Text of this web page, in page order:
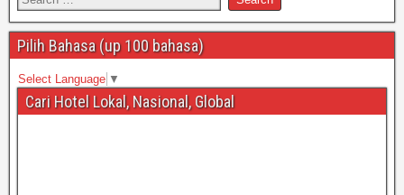
Pilih Bahasa (up 100 bahasa)
Select Language ▼
Cari Hotel Lokal, Nasional, Global